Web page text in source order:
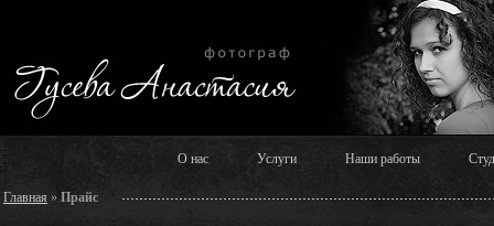
О нас Услуги Наши работы
Главная » Прайс